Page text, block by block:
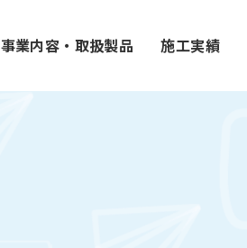
事業内容・取扱製品 施工実績